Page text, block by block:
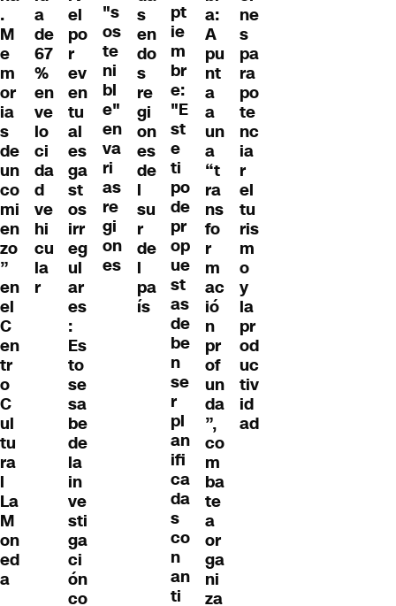
.
M
e
m
or
ia
s
de
un
co
mi
en
zo
”
en
el
C
en
tr
o
C
ul
tu
ra
l
La
M
on
ed
a
a
de
67
%
en
ve
lo
ci
da
d
ve
hi
cu
la
r
el
po
r
ev
en
tu
al
es
ga
st
os
irr
eg
ul
ar
es
:
Es
to
se
sa
be
de
la
in
ve
sti
ga
ci
ón
co
"s
os
te
ni
bl
e"
en
va
ri
as
re
gi
on
es
s
en
do
s
re
gi
on
es
de
l
su
r
de
l
pa
ís
pt
ie
m
br
e:
"E
st
e
ti
po
de
pr
op
ue
st
as
de
be
n
se
r
pl
an
ifi
ca
da
s
co
n
an
ti
a:
A
pu
nt
a
a
un
a
“t
ra
ns
fo
r
m
ac
ió
n
pr
of
un
da
”,
co
m
ba
te
a
or
ga
ni
za
ne
s
pa
ra
po
te
nc
ia
r
el
tu
ris
m
o
y
la
pr
od
uc
tiv
id
ad